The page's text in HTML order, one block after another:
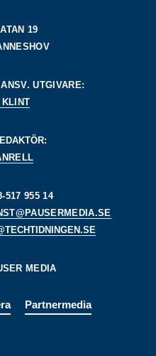
19
UTGIVARE:
KLINT
517 955 14
MEDIA
Partnermedia